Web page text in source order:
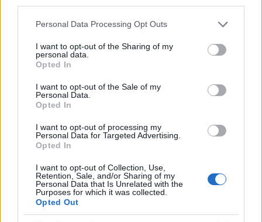
Please note that this website/app uses one or more Google
not limited to your visit or usage behaviour. You may click to
grant or deny consent to Google and its third-party tags to
use your data for below specified purposes in below Google
consent section.
Personal Data Processing Opt Outs
I want to opt-out of the Sharing of my
personal data.
Opted In
I want to opt-out of the Sale of my
Personal Data.
Opted In
I want to opt-out of processing my
Personal Data for Targeted Advertising.
Opted In
I want to opt-out of Collection, Use,
Retention, Sale, and/or Sharing of my
Personal Data that Is Unrelated with the
Purposes for which it was collected.
Opted Out
Opozorilo:
sovraštva, nasilja ali nestrpnosti. Komentarji z žaljivimi,
rasističnimi, diskriminatornimi ali nezakonitimi vsebinami bodo
Failed to fetch
Kategorije: Novice